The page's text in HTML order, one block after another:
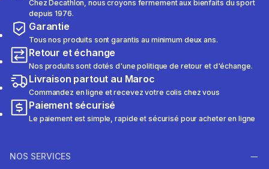
Chez Decathlon, nous croyons fermement aux bienfaits du sport
depuis 1976.
Garantie
Tous nos produits sont garantis au minimum deux ans.
Retour et échange
Nos produits sont dotés d'une politique de retour et d'échange.
Livraison partout au Maroc
Commandez en ligne et recevez votre colis chez vous
Paiement sécurisé
Le paiement est simple, rapide et sécurisé pour acheter en ligne
NOS SERVICES